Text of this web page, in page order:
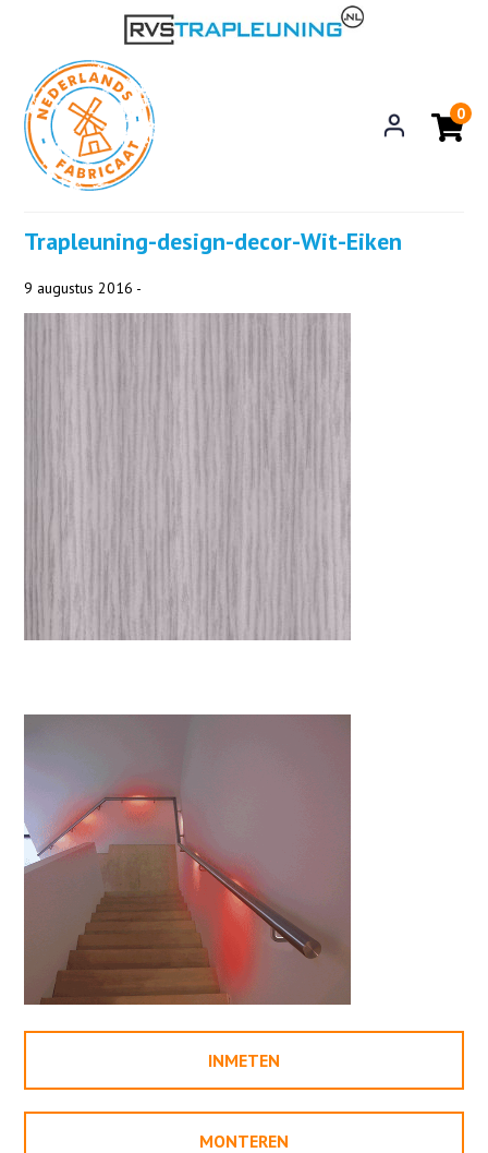
0
Trapleuning-design-decor-Wit-Eiken
9 augustus 2016 -
INMETEN
MONTEREN